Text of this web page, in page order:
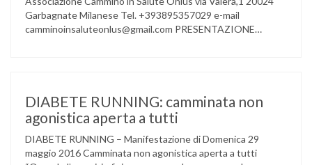
Garbagnate Milanese Tel. +393895357029 e-mail
camminoinsaluteonlus@gmail.com PRESENTAZIONE
gruppo musicale GROOVY LEMONS di PREGNANA
MILANESE. L’ Associazione …
DIABETE RUNNING: camminata non
agonistica aperta a tutti
DIABETE RUNNING – Manifestazione di Domenica 29
maggio 2016 Camminata non agonistica aperta a tutti